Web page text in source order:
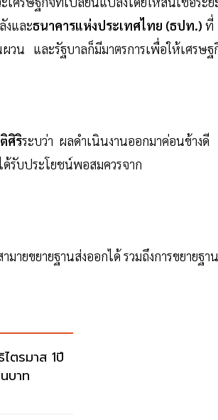
งและธนาคารแห่งประเทศไทย (ธปท.) ที่
วน และรัฐบาลก็มีมาตรการเพื่อให้เศรษฐ
ศิริระบว่า ผลดำเนินงานออกมาค่อนข้างดี
รับประโยชน์พอสมควรจาก
ยขยายฐานส่งออกได้ รวมถึงการขยายฐาน
ตรมาส 1ปี
บาท